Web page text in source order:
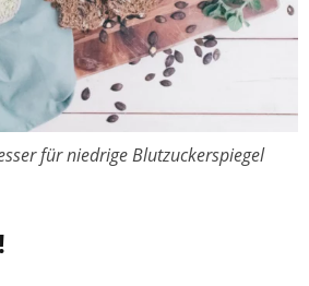
für niedrige Blutzuckerspiegel